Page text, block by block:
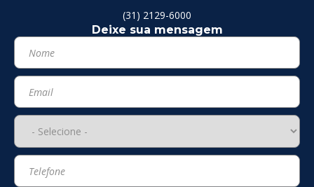
(31) 2129-6000
Deixe sua mensagem